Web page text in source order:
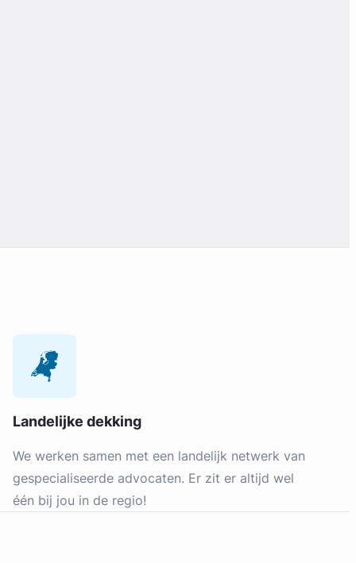
Landelijke dekking
We werken samen met een landelijk netwerk van
gespecialiseerde advocaten. Er zit er altijd wel
één bij jou in de regio!